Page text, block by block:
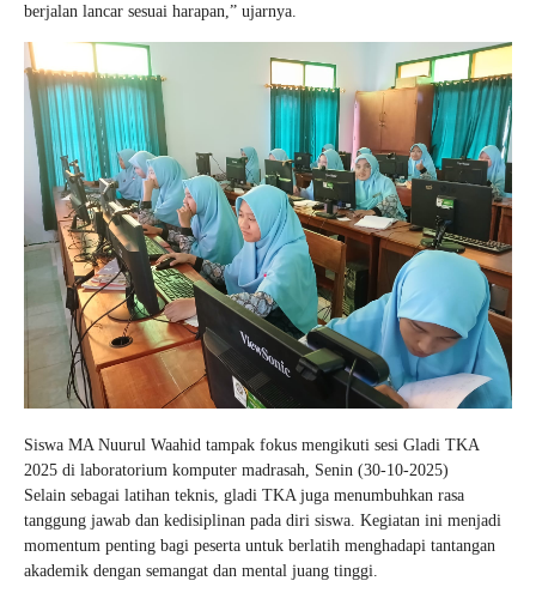
berjalan lancar sesuai harapan,” ujarnya.
Siswa MA Nuurul Waahid tampak fokus mengikuti sesi Gladi TKA
2025 di laboratorium komputer madrasah, Senin (30-10-2025)
Selain sebagai latihan teknis, gladi TKA juga menumbuhkan rasa
tanggung jawab dan kedisiplinan pada diri siswa. Kegiatan ini menjadi
momentum penting bagi peserta untuk berlatih menghadapi tantangan
akademik dengan semangat dan mental juang tinggi.